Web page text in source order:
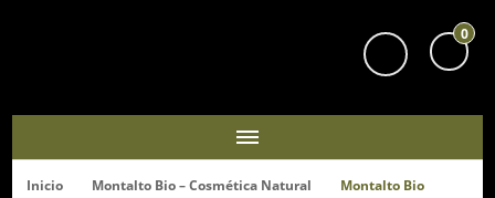
0
Inicio Montalto Bio – Cosmética Natural
Montalto Bio